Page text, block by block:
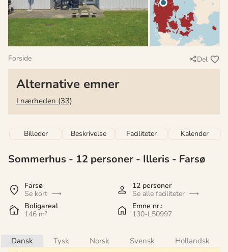
Forside Del
Alternative emner
I nærheden (33)
Billeder Beskrivelse Faciliteter Kalender
Sommerhus - 12 personer - Illeris
- Illeris
- Farsø
Farsø
Se kort
12 personer
Se alle faciliteter
Boligareal
146 m²
Emne nr.:
130-L50997
Dansk Tysk Norsk Svensk
Hollandsk